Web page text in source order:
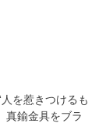
を惹きつけるも
真鍮金具をブラ